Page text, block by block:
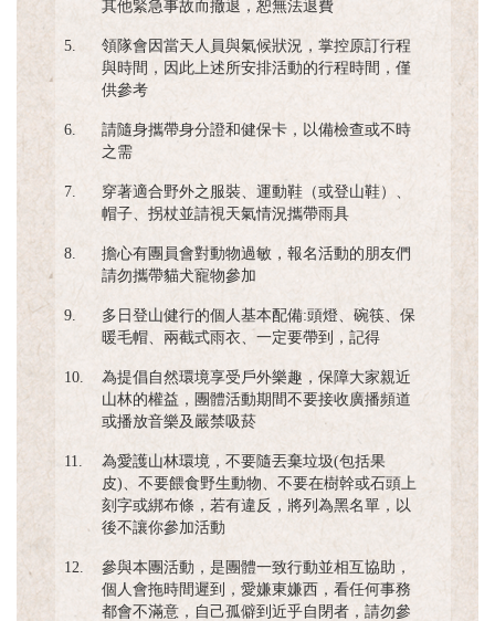
其他緊急事故而撤退，恕無法退費
5.
領隊會因當天人員與氣候狀況，掌控原訂行程
與時間，因此上述所安排活動的行程時間，僅
供參考
6.
請隨身攜帶身分證和健保卡，以備檢查或不時
之需
7.
穿著適合野外之服裝、運動鞋（或登山鞋）、
帽子、拐杖並請視天氣情況攜帶雨具
8.
擔心有團員會對動物過敏，報名活動的朋友們
請勿攜帶貓犬寵物參加
9.
多日登山健行的個人基本配備:頭燈、碗筷、保
暖毛帽、兩截式雨衣、一定要帶到，記得
10.
為提倡自然環境享受戶外樂趣，保障大家親近
山林的權益，團體活動期間不要接收廣播頻道
或播放音樂及嚴禁吸菸
11.
為愛護山林環境，不要隨丟棄垃圾(包括果
皮)、不要餵食野生動物、不要在樹幹或石頭上
刻字或綁布條，若有違反，將列為黑名單，以
後不讓你參加活動
12.
參與本團活動，是團體一致行動並相互協助，
個人會拖時間遲到，愛嫌東嫌西，看任何事務
都會不滿意，自己孤僻到近乎自閉者，請勿參